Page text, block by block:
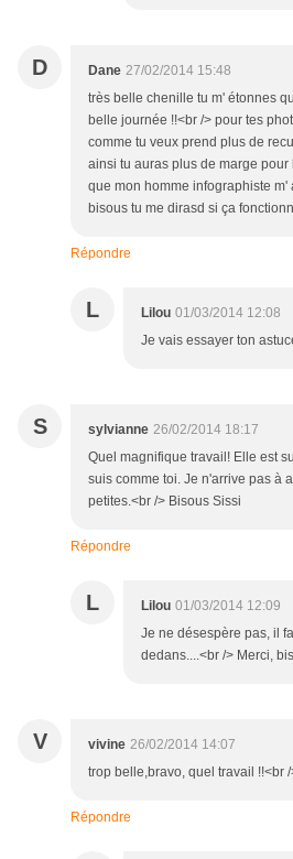
D Dane 27/02/2014 15:48
très belle chenille tu m' étonnes
belle journée !!<br /> pour tes
comme tu veux prend plus de
ainsi tu auras plus de marge pour
que mon homme infographiste
bisous tu me dirasd si ça
Répondre
L Lilou 01/03/2014 12:08
Je vais essayer ton
S sylvianne 26/02/2014 18:17
Quel magnifique travail! Elle est
suis comme toi. Je n'arrive pas à
petites.<br /> Bisous Sissi
Répondre
L Lilou 01/03/2014 12:09
Je ne désespère pas, il
dedans....<br /> Merci,
V vivine 26/02/2014 14:07
trop belle,bravo, quel travail !!<br
Répondre